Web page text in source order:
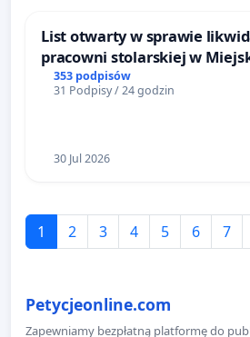
List otwarty w sprawie
pracowni stolarskiej w
Teatrze Miniatura w Gdańsku
353 podpisów
31 Podpisy / 24 godzin
30 Jul 2026
1 2 3 4 5 6 7
Petycjeonline.com
Zapewniamy bezpłatną platformę do